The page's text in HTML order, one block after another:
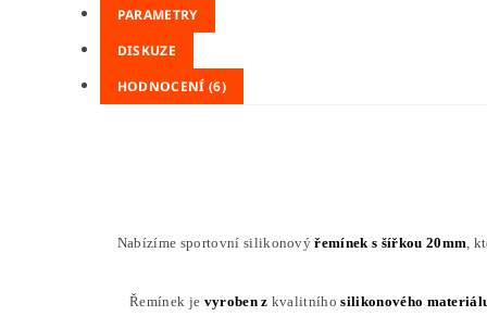
PARAMETRY
DISKUZE
HODNOCENÍ (6)
Nabízíme sportovní silikonovýřemínek s šířkou 20mm,
Řemínek je vyroben z kvalitníhosilikonového